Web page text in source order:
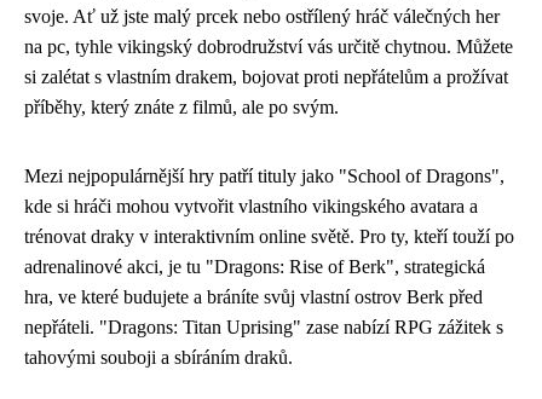
svoje. Ať už jste malý prcek nebo ostřílený hráč válečných her
na pc, tyhle vikingský dobrodružství vás určitě chytnou. Můžete
si zalétat s vlastním drakem, bojovat proti nepřátelům a prožívat
příběhy, který znáte z filmů, ale po svým.
Mezi nejpopulárnější hry patří tituly jako "School of Dragons",
kde si hráči mohou vytvořit vlastního vikingského avatara a
trénovat draky v interaktivním online světě. Pro ty, kteří touží po
adrenalinové akci, je tu "Dragons: Rise of Berk", strategická
hra, ve které budujete a bráníte svůj vlastní ostrov Berk před
nepřáteli. "Dragons: Titan Uprising" zase nabízí RPG zážitek s
tahovými souboji a sbíráním draků.